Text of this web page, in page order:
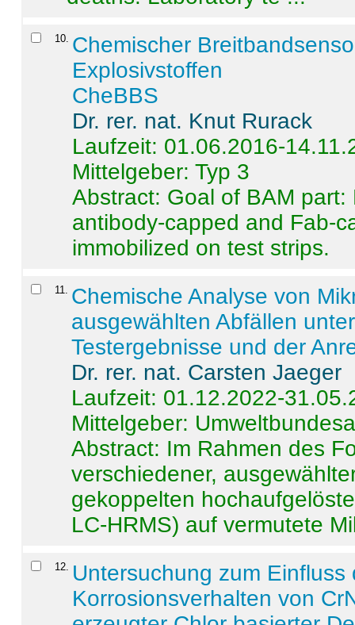
10 Chemischer
Explosivstoffen
CheBBS
Dr. rer. nat. Knut Rurack
Laufzeit: 01.06.2016-
Mittelgeber: Typ 3
Abstract: Goal of BAM
antibody-capped and Fab-
immobilized on test strips.
11
Chemische Analyse von
ausgewählten Abfällen
Testergebnisse und der
Dr. rer. nat. Carsten Jaeger
Laufzeit: 01.12.2022-
Mittelgeber:
Abstract: Im Rahmen des
verschiedener,
gekoppelten
LC-HRMS) auf vermutete
12
Untersuchung zum
Korrosionsverhalten von